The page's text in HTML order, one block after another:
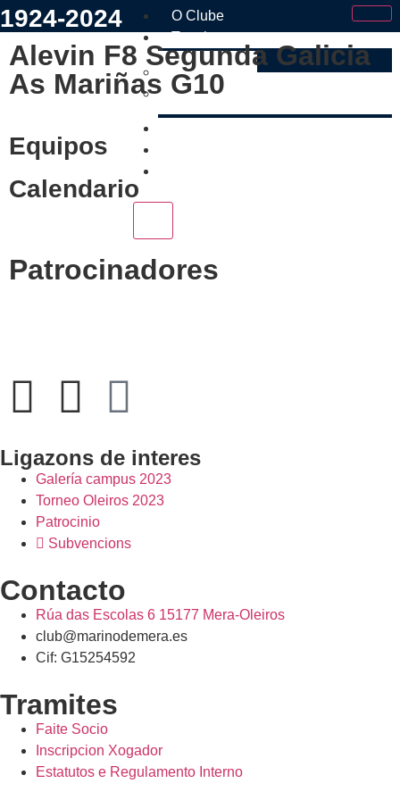
1924-2024
O Clube
Tramites
Faite Socio
Estatutos e Regulamento Interno
Alevin F8 Segunda Galicia
As Mariñas G10
Equipos
Calendario
Patrocinadores
Ligazons de interes
Galería campus 2023
Torneo Oleiros 2023
Patrocinio
Subvencions
Contacto
Rúa das Escolas 6 15177 Mera-Oleiros
club@marinodemera.es
Cif: G15254592
Tramites
Faite Socio
Inscripcion Xogador
Estatutos e Regulamento Interno